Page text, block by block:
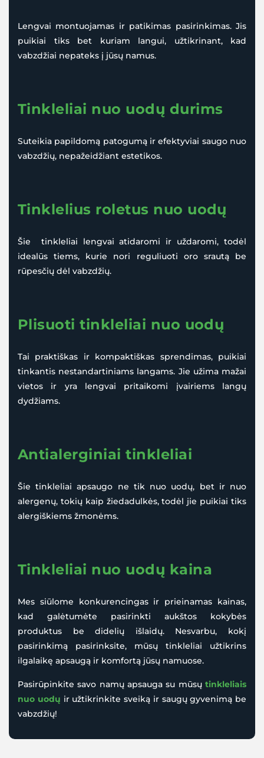
Lengvai montuojamas ir patikimas pasirinkimas. Jis
puikiai tiks bet kuriam langui, užtikrinant, kad
vabzdžiai nepateks į jūsų namus.
Tinkleliai nuo uodų durims
Suteikia papildomą patogumą ir efektyviai saugo nuo
vabzdžių, nepažeidžiant estetikos.
Tinklelius roletus nuo uodų
Šie tinkleliai lengvai atidaromi ir uždaromi, todėl
idealūs tiems, kurie nori reguliuoti oro srautą be
rūpesčių dėl vabzdžių.
Plisuoti tinkleliai nuo uodų
Tai praktiškas ir kompaktiškas sprendimas, puikiai
tinkantis nestandartiniams langams. Jie užima mažai
vietos ir yra lengvai pritaikomi įvairiems langų
dydžiams.
Antialerginiai tinkleliai
Šie tinkleliai apsaugo ne tik nuo uodų, bet ir nuo
alergenų, tokių kaip žiedadulkės, todėl jie puikiai tiks
alergiškiems žmonėms.
Tinkleliai nuo uodų kaina
Mes siūlome konkurencingas ir prieinamas kainas,
kad galėtumėte pasirinkti aukštos kokybės
produktus be didelių išlaidų. Nesvarbu, kokį
pasirinkimą pasirinksite, mūsų tinkleliai užtikrins
ilgalaikę apsaugą ir komfortą jūsų namuose.
Pasirūpinkite savo namų apsauga su mūsų tinkleliais
nuo uodų ir užtikrinkite sveiką ir saugų gyvenimą be
vabzdžių!